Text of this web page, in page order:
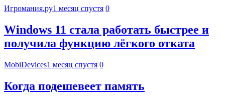
Игромания.ру1 месяц спустя 0
Windows 11 стала работать быстрее и
получила функцию лёгкого отката
MobiDevices1 месяц спустя 0
Когда подешевеет память